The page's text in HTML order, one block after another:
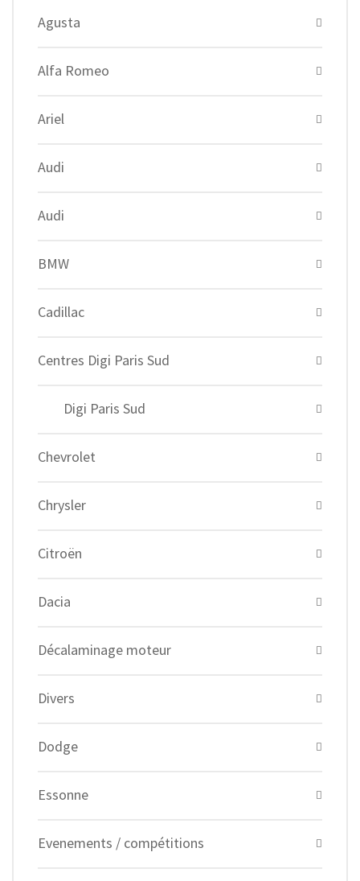
Agusta
Alfa Romeo
Ariel
Audi
Audi
BMW
Cadillac
Centres Digi Paris Sud
Digi Paris Sud
Chevrolet
Chrysler
Citroën
Dacia
Décalaminage moteur
Divers
Dodge
Essonne
Evenements / compétitions